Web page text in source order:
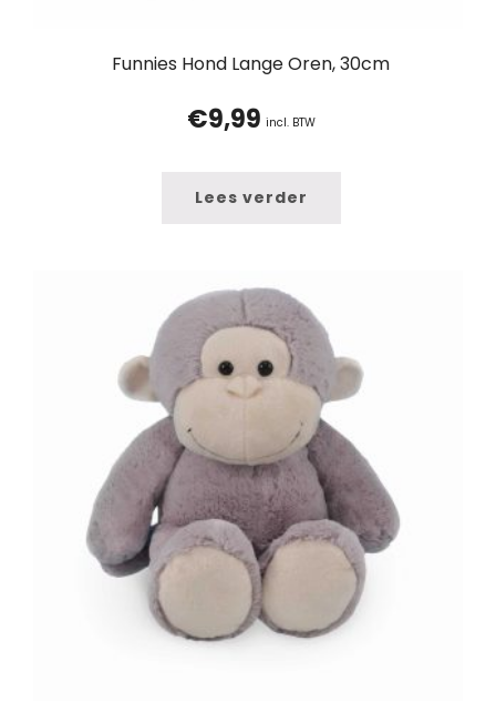
Funnies Hond Lange Oren, 30cm
€9,99 incl. BTW
Lees verder